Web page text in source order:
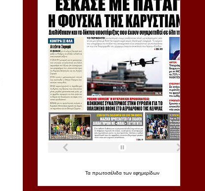
Τα πρωτοσέλιδα των εφημερίδων